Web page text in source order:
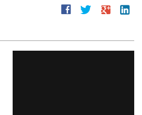
facebook twitter google linkedin